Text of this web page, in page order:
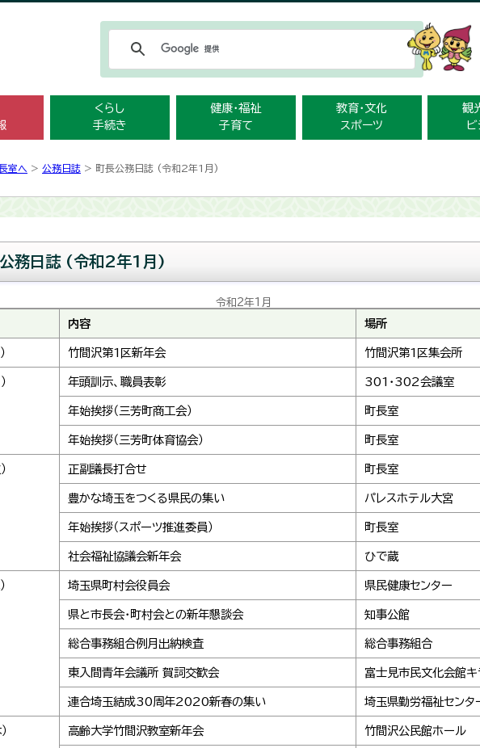
くらし
手続き
健康・福祉
子育て
教育・文化
スポーツ
観
室へ > 公務日誌 > 町長公務日誌 (令和2年1月)
務日誌 (令和2年1月)
令和2年1月
内容 場所
竹間沢第1区新年会 竹間沢第1区集会所
年頭訓示、職員表彰 301・302会議室
年始挨拶（三芳町商工会） 町長室
年始挨拶（三芳町体育協会） 町長室
正副議長打合せ 町長室
豊かな埼玉をつくる県民の集い パレスホテル大宮
年始挨拶（スポーツ推進委員） 町長室
社会福祉協議会新年会 ひで蔵
埼玉県町村会役員会 県民健康センター
県と市長会・町村会との新年懇談会 知事公館
総合事務組合例月出納検査 総合事務組合
東入間青年会議所 賀詞交歓会 富士見市民文化会館
連合埼玉結成30周年2020新春の集い 埼玉県勤労福祉センタ
高齢大学竹間沢教室新年会 竹間沢公民館ホール